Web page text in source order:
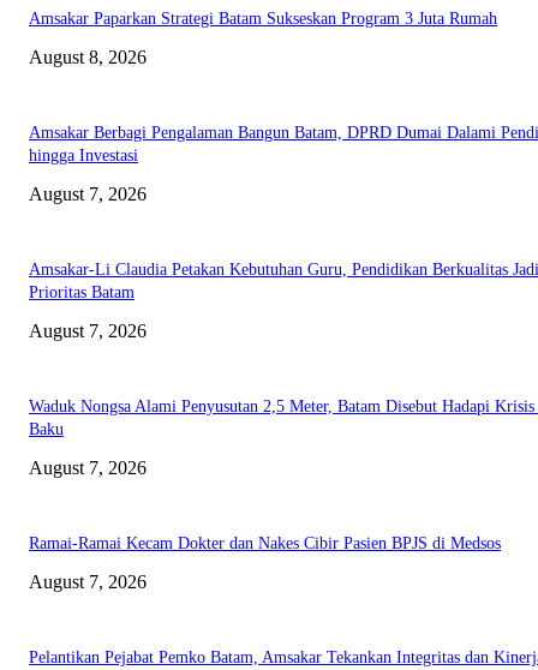
Amsakar Paparkan Strategi Batam Sukseskan Program 3 Juta Rumah
August 8, 2026
Amsakar Berbagi Pengalaman Bangun Batam, DPRD Dumai Dalami
hingga Investasi
August 7, 2026
Amsakar-Li Claudia Petakan Kebutuhan Guru, Pendidikan Berkualitas Jadi
Prioritas Batam
August 7, 2026
Waduk Nongsa Alami Penyusutan 2,5 Meter, Batam Disebut Hadapi
Baku
August 7, 2026
Ramai-Ramai Kecam Dokter dan Nakes Cibir Pasien BPJS di Medsos
August 7, 2026
Pelantikan Pejabat Pemko Batam, Amsakar Tekankan Integritas dan